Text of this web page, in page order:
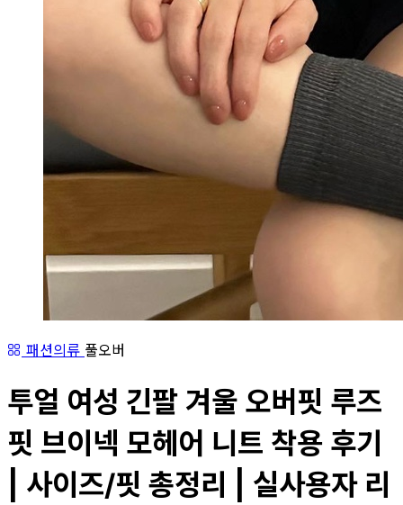
패션의류 풀오버
투얼 여성 긴팔 겨울 오버핏 루즈
핏 브이넥 모헤어 니트 착용 후기
| 사이즈/핏 총정리 | 실사용자 리